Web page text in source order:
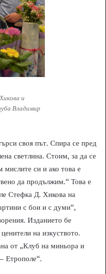
и
Владимир
своя път. Спира се пред
светлина. Стоим, за да се
си и ако това е
да продължим.“ Това е
Стефка Д. Хикова на
с бои и с думи“,
Изданието бе
на изкуството.
от „Клуб на миньора и
Етрополе“.